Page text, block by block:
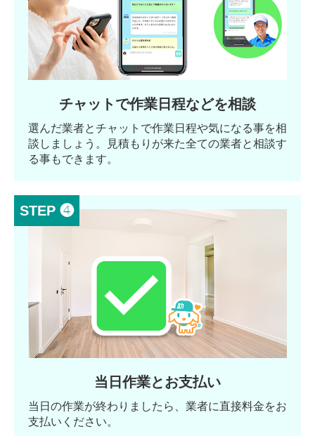
チャットで作業日程などを相談
選んだ業者とチャットで作業日程や気になる事を相
談しましょう。見積もりが来た全ての業者と相談す
る事もできます。
STEP ❹
当日作業とお支払い
当日の作業が終わりましたら、業者に直接料金をお
支払いください。